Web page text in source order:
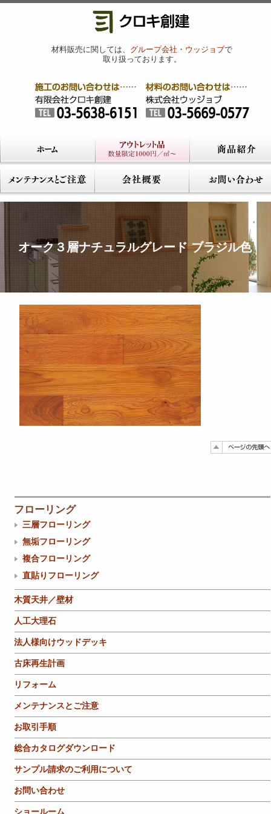
材料販売に関しては、 グループ会社・ウッジョブで
取り扱っております。
オーク３層ナチュラルグレード ブラジル色
フローリング
三層フローリング
無垢フローリング
複合フローリング
直貼りフローリング
木質天井／壁材
人工大理石
法人様向けウッドデッキ
古床再生計画
リフォーム
メンテナンスとご注意
お取引手順
総合カタログダウンロード
サンプル請求のご利用について
お問い合わせ
ショールーム